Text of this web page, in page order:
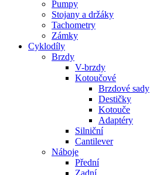
Pumpy
Stojany a držáky
Tachometry
Zámky
Cyklodíly
Brzdy
V-brzdy
Kotoučové
Brzdové sady
Destičky
Kotouče
Adaptéry
Silniční
Cantilever
Náboje
Přední